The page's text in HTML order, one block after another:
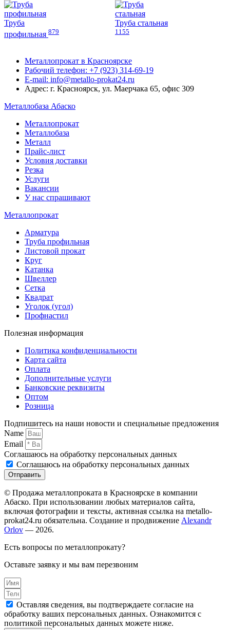
Труба
профильная 879
Труба стальная
1155
Металлопрокат в Красноярске
Рабочий телефон: +7 (923) 314-69-19
E-mail: info@metallo-prokat24.ru
Адрес: г. Красноярск, ул. Маерчака 65, офис 309
Металлобаза Абаско
Металлопрокат
Металлобаза
Металл
Прайс-лист
Условия доставки
Резка
Услуги
Вакансии
У нас спрашивают
Металлопрокат
Арматура
Труба профильная
Листовой прокат
Круг
Катанка
Швеллер
Сетка
Квадрат
Уголок (угол)
Профнастил
Полезная информация
Политика конфиденциальности
Карта сайта
Оплата
Дополнительные услуги
Банковские реквизиты
Оптом
Розница
Подпишитесь на наши новости и специальные предложения
Name
Email
Соглашаюсь на обработку персональных данных
Соглашаюсь на обработку персональных данных
Отправить
© Продажа металлопроката в Красноярске в компании
Абаско. При использовании любых материалов сайта,
включая фотографии и тексты, активная ссылка на metallo-
prokat24.ru обязательна. Создание и продвижение Alexandr
Orlov — 2026.
Есть вопросы по металлопрокату?
Оставьте заявку и мы вам перезвоним
Оставляя сведения, вы подтверждаете согласие на
обработку ваших персональных данных. Ознакомится с
политикой персональных данных можете ниже.